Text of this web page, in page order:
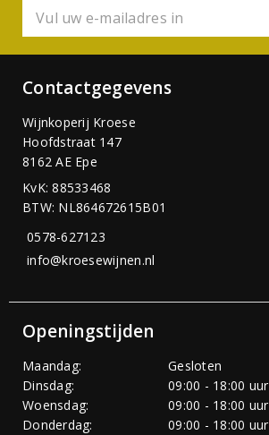
Contactgegevens
Wijnkoperij Kroese
Hoofdstraat 147
8162 AE Epe
KvK: 88533468
BTW: NL864672615B01
0578-627123
info@kroesewijnen.nl
Openingstijden
Maandag:
Gesloten
Dinsdag:
09:00 - 18:00 uur
Woensdag:
09:00 - 18:00 uur
Donderdag:
09:00 - 18:00 uur